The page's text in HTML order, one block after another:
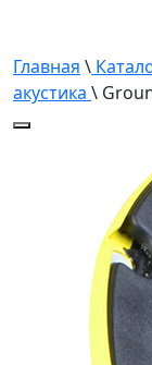
Главная \
акустика \